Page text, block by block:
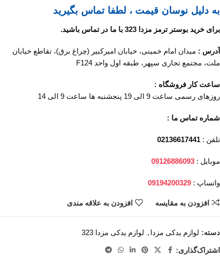
به دلیل نوسان قیمت ، لطفا تماس بگیرید
برای خرید بوستر ترمز مزدا 323 با ما در تماس باشید.
آدرس : میدان امام خمینی، خیابان امیرکبیر (چراغ برق)، تقاطع خیابان
ملت، مجتمع تجاری سپهر، طبقه اول واحد F124
ساعت کار فروشگاه :
روزهای رسمی ساعت 9 الی 19 پنجشنبه ها ساعت 9 الی 14
شماره تماس ما :
تلفن : 02136617441
موبایل : 09126886093
واتساپ : 09194200329
افزودن به مقایسه افزودن به علاقه مندی
دسته: لوازم یدکی مزدا , لوازم یدکی مزدا 323
اشتراک‌گذاری: